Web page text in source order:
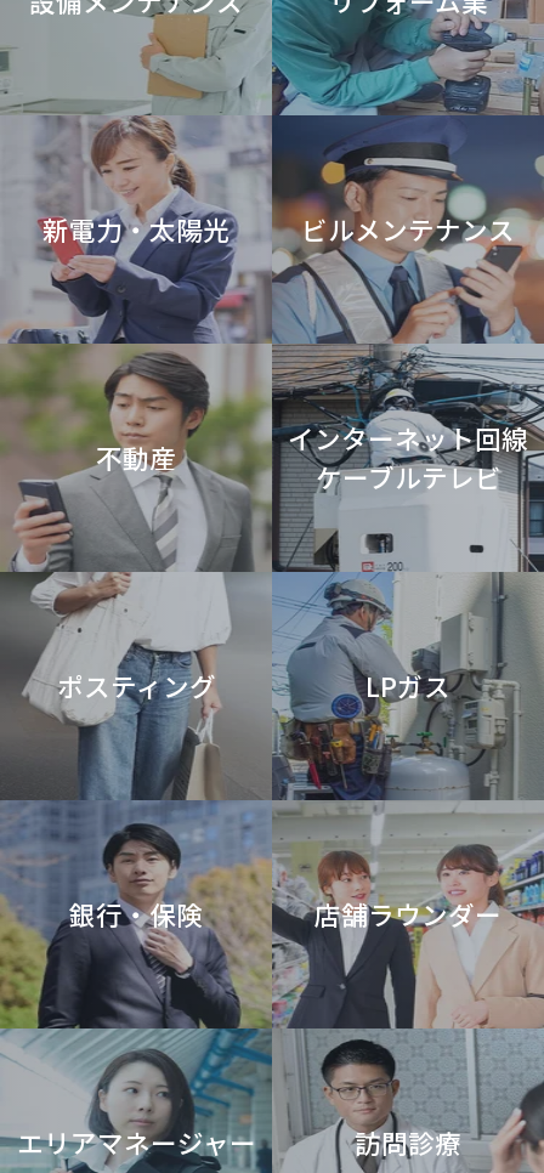
新電力・太陽光 ビルメンテナンス
不動産
インターネット回線
ケーブルテレビ
ポスティング LPガス
銀行・保険 店舗ラウンダー
エリアマネージャー 訪問診療